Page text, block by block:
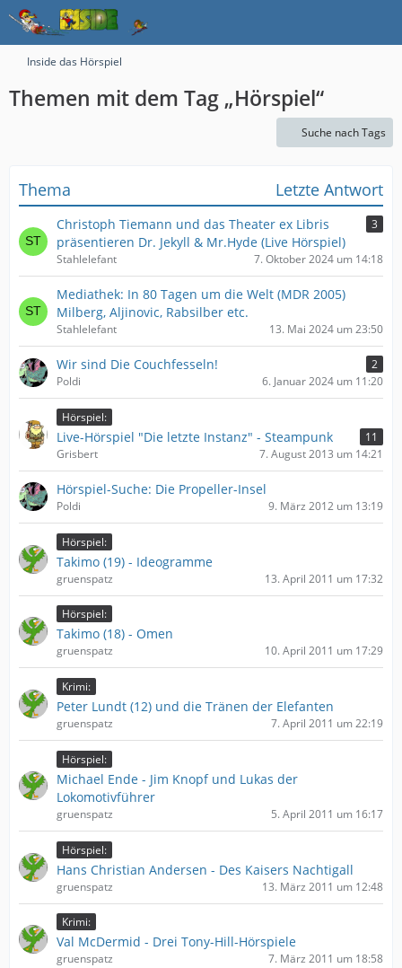
Inside das Hörspiel
Themen mit dem Tag „Hörspiel“
Suche nach Tags
Thema Letzte Antwort
Christoph Tiemann und das Theater ex Libris
präsentieren Dr. Jekyll & Mr.Hyde (Live Hörspiel)
3
Stahlelefant 7. Oktober 2024 um 14:18
Mediathek: In 80 Tagen um die Welt (MDR 2005)
Milberg, Aljinovic, Rabsilber etc.
Stahlelefant 13. Mai 2024 um 23:50
Wir sind Die Couchfesseln!
2
Poldi
6. Januar 2024 um 11:20
Hörspiel:
Live-Hörspiel "Die letzte Instanz" - Steampunk
11
Grisbert
7. August 2013 um 14:21
Hörspiel-Suche: Die Propeller-Insel
Poldi 9. März 2012 um 13:19
Hörspiel:
Takimo (19) - Ideogramme
gruenspatz 13. April 2011 um 17:32
Hörspiel:
Takimo (18) - Omen
gruenspatz 10. April 2011 um 17:29
Krimi:
Peter Lundt (12) und die Tränen der Elefanten
gruenspatz 7. April 2011 um 22:19
Hörspiel:
Michael Ende - Jim Knopf und Lukas der
Lokomotivführer
gruenspatz 5. April 2011 um 16:17
Hörspiel:
Hans Christian Andersen - Des Kaisers Nachtigall
gruenspatz 13. März 2011 um 12:48
Krimi:
Val McDermid - Drei Tony-Hill-Hörspiele
gruenspatz 7. März 2011 um 18:58